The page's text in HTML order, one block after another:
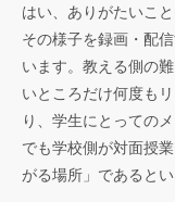
はい、ありがたいこ
その様子を録画・配
います。教える側の
いところだけ何度も
り、学生にとっての
でも学校側が対面授
がる場所」であると